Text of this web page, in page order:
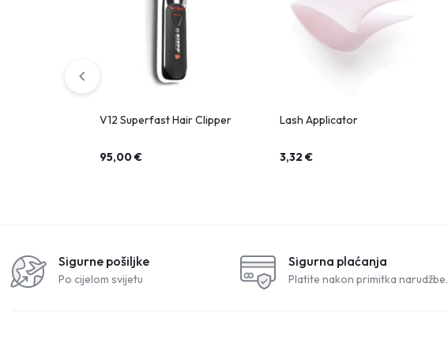
V12 Superfast Hair Clipper
95,00€
Lash Applicator
3,32 €
Sigurne pošiljke
Po cijelom svijetu
Sigurna plaćanja
Platite nakon primitka narudžbe.